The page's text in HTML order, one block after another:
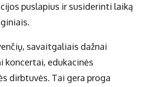
puslapius ir susiderinti laiką
savaitgaliais dažnai
koncertai, edukacinės
dirbtuvės. Tai gera proga